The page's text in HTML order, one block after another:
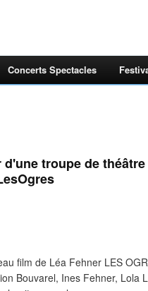
Concerts Spectacles
d'une troupe de théâtre
film de Léa Fehner LES
Bouvarel, Ines Fehner, Lola